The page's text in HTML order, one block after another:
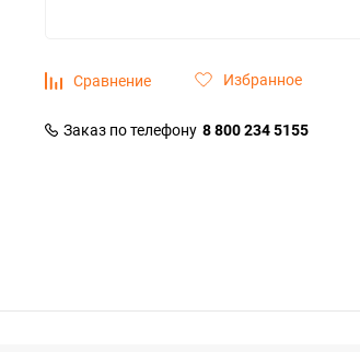
Сравнение Избранное
Заказ по телефону 8 800 234 5155